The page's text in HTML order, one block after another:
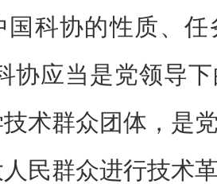
国科协的性质、
协应当是党领导
术群众团体，是
民群众进行技术